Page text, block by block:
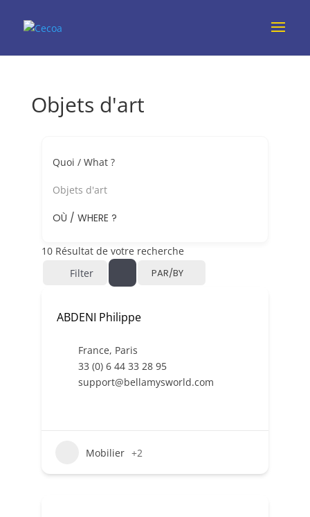
Objets d'art
Quoi / What ?
Objets d'art
OÙ / WHERE ?
10Résultat de votre recherche
Filter
PAR/BY
ABDENI Philippe
France, Paris
33 (0) 6 44 33 28 95
support@bellamysworld.com
Mobilier +2